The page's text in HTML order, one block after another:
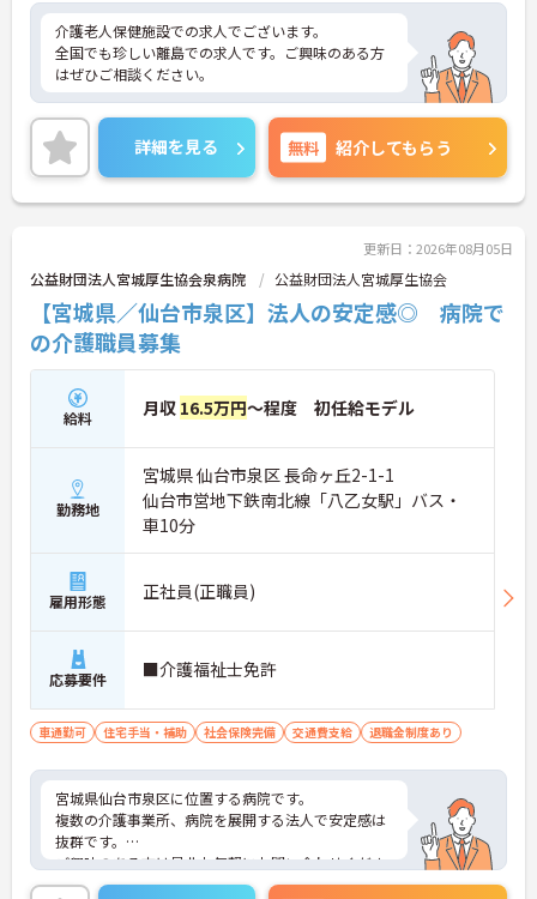
介護老人保健施設での求人でございます。
全国でも珍しい離島での求人です。ご興味のある方
はぜひご相談ください。
詳細を見る 無料 紹介してもらう
更新日：2026年08月05日
公益財団法人宮城厚生協会泉病院 公益財団法人宮城厚生協会
【宮城県／仙台市泉区】法人の安定感◎ 病院で
の介護職員募集
給料 月収 16.5万円～程度 初任給モデル
勤務地
宮城県 仙台市泉区 長命ヶ丘2-1-1
仙台市営地下鉄南北線「八乙女駅」バス・
車10分
雇用形態 正社員(正職員)
応募要件 ■介護福祉士免許
車通勤可 住宅手当・補助 社会保険完備 交通費支給 退職金制度あり
宮城県仙台市泉区に位置する病院です。
複数の介護事業所、病院を展開する法人で安定感は
抜群です。
ご興味のある方は是非お気軽にお問い合わせくださ
い。